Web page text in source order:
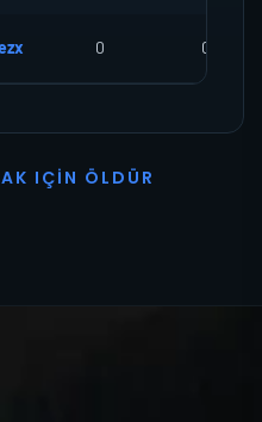
0 0
AK I ÇI N Ö L D Ü R